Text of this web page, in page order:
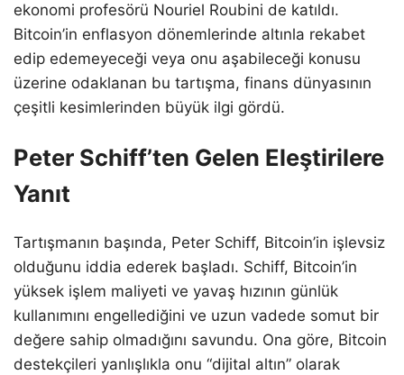
ekonomi profesörü Nouriel Roubini de katıldı.
Bitcoin’in enflasyon dönemlerinde altınla rekabet
edip edemeyeceği veya onu aşabileceği konusu
üzerine odaklanan bu tartışma, finans dünyasının
çeşitli kesimlerinden büyük ilgi gördü.
Peter Schiff’ten Gelen Eleştirilere
Yanıt
Tartışmanın başında, Peter Schiff, Bitcoin’in işlevsiz
olduğunu iddia ederek başladı. Schiff, Bitcoin’in
yüksek işlem maliyeti ve yavaş hızının günlük
kullanımını engellediğini ve uzun vadede somut bir
değere sahip olmadığını savundu. Ona göre, Bitcoin
destekçileri yanlışlıkla onu “dijital altın” olarak